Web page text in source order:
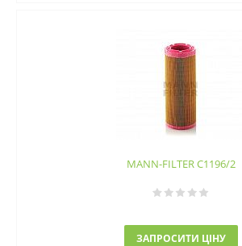
MANN-FILTER C1196/2
ЗАПРОСИТИ ЦІНУ